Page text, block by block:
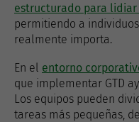
estructurado para lidiar
permitiendo a
realmente importa.
En el entorno
que implementar GTD
Los equipos pueden
tareas más pequeñas,